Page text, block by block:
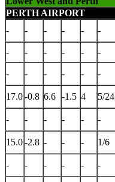
PERTH AIRPORT
-
- - - - -
- - - - - -
- - - - - -
17.0-0.8 6.6 -1.5 4 5/24
- - - - - -
15.0-2.8 - - - 1/6
- - - - - -